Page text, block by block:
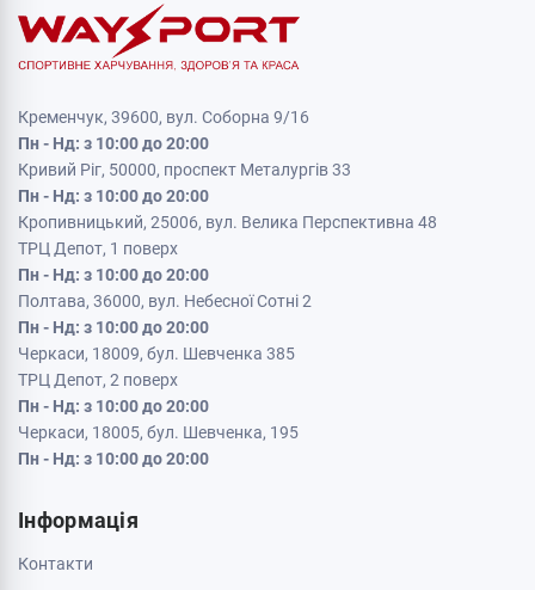
Кременчук, 39600, вул. Соборна 9/16
Пн - Нд: з 10:00 до 20:00
Кривий Ріг, 50000, проспект Металургів 33
Пн - Нд: з 10:00 до 20:00
Кропивницький, 25006, вул. Велика Перспективна 48
ТРЦ Депот, 1 поверх
Пн - Нд: з 10:00 до 20:00
Полтава, 36000, вул. Небесної Сотні 2
Пн - Нд: з 10:00 до 20:00
Черкаси, 18009, бул. Шевченка 385
ТРЦ Депот, 2 поверх
Пн - Нд: з 10:00 до 20:00
Черкаси, 18005, бул. Шевченка, 195
Пн - Нд: з 10:00 до 20:00
Інформація
Контакти